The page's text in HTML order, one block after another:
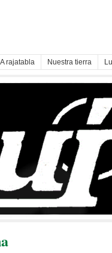
A rajatabla Nuestra tierra